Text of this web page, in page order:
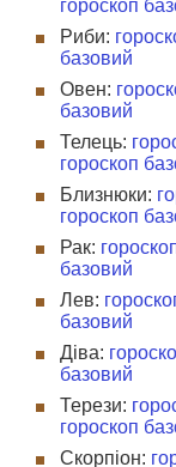
гороскоп
Риби:
базовий
Овен:
базовий
Телець:
гороскоп
Близнюки:
гороскоп
Рак:
базовий
Лев:
базовий
Діва:
базовий
Терези:
гороскоп
Скорпіон: